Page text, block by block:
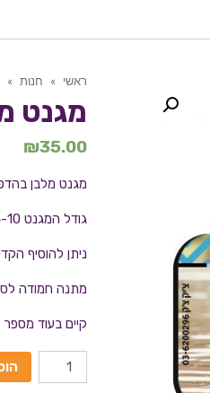
ראשי » חנות »
מגנט
₪35.00
מגנט מלבן
גודל המגנט 4-10 ס"מ
ניתן להוסיף
מתנה חמודה
קיים בעוד מספר